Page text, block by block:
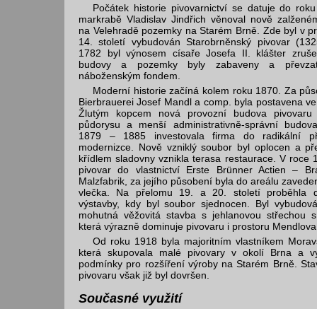
Počátek historie pivovarnictví se datuje do
markrabě Vladislav Jindřich věnoval nově
na Velehradě pozemky na Starém Brně. Zde byl v
14. století vybudován Starobrněnský pivovar
1782 byl výnosem císaře Josefa II. klášter
budovy a pozemky byly zabaveny a
náboženským fondem.
Moderní historie začíná kolem roku 1870. Za
Bierbrauerei Josef Mandl a comp. byla postavena
Žlutým kopcem nová provozní budova pivovaru
půdorysu a menší administrativně-správní
1879 – 1885 investovala firma do radikální
modernizce. Nově vzniklý soubor byl oplocen a
křídlem sladovny vznikla terasa restaurace. V roce
pivovar do vlastnictví Erste Brünner Actien –
Malzfabrik, za jejího působení byla do areálu
vlečka. Na přelomu 19. a 20. století proběhla
výstavby, kdy byl soubor sjednocen. Byl
mohutná věžovitá stavba s jehlanovou střechou
která výrazně dominuje pivovaru i prostoru
Od roku 1918 byla majoritním vlastníkem
která skupovala malé pivovary v okolí Brna a
podmínky pro rozšíření výroby na Starém Brně.
pivovaru však již byl dovršen.
Současné využití